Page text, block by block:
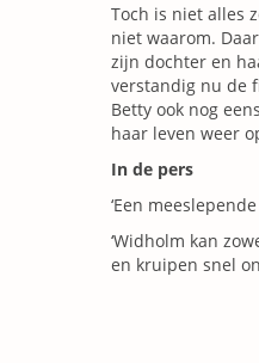
Toch is niet alles
niet waarom.
zijn dochter en
verstandig nu de
Betty ook nog
haar leven weer
In de pers
‘Een
‘Widholm kan
en kruipen snel